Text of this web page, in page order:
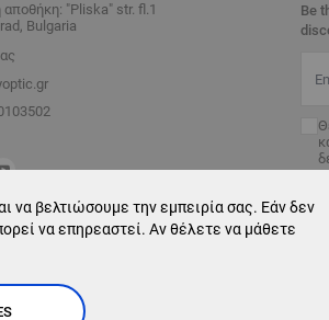
να βελτιώσουμε την εμπειρία σας. Εάν δεν
να επηρεαστεί. Αν θέλετε να μάθετε
αποθήκη: "Pliska" str. fl.1
Bulgaria
Be